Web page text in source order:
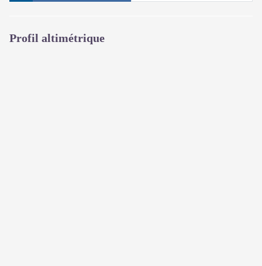
Profil altimétrique